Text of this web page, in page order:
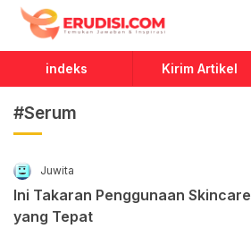
Erudisi
Temukan Jawaban dan Inspirasi
indeks Kirim Artikel
#Serum
Juwita
Ini Takaran Penggunaan Skincare
yang Tepat